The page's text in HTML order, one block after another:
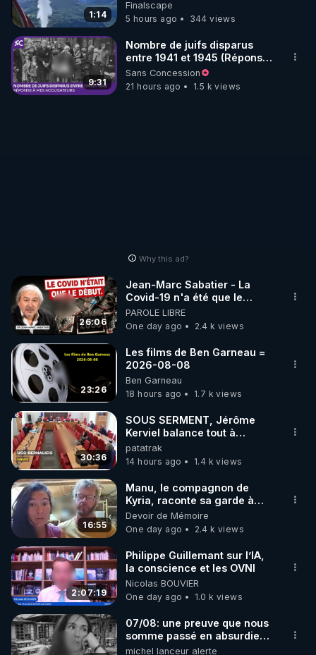
http://rgnr.li/stages
_________
LES CODES PROMO DES PARTENAIRES
▶ 10 % de réduction sur les extracteurs de la
marque SANA :
Rendez-vous sur http://rgnr.li/lechoubrave
code : REGENERE10
▶ 30 jours gratuit sur l’application de méditation et
de bien-être ENVOL :
Rendez-vous sur https://www.envol.app/code
le code : REGENERE
1:14
Finalscape
5 hours ago
344 views
9:31
Nombre de juifs disparus
entre 1941 et 1945 (Réponse
à mes accusateurs)
Sans Concession
21 hours ago
1.5 k views
Why this ad?
26:06
Jean-Marc Sabatier - La
Covid-19 n'a été que le
début - L'ARNm & l'ARNm-aa
jusqu où auront-t-il ?
PAROLE LIBRE
One day ago
2.4 k views
23:26
Les films de Ben Garneau =
2026-08-08
Ben Garneau
18 hours ago
1.7 k views
30:36
SOUS SERMENT, Jérôme
Kerviel balance tout à
l'Assemblée !
patatrak
14 hours ago
1.4 k views
16:55
Manu, le compagnon de
Kyria, raconte sa garde à
vue musclée. PARTAGEZ!
Devoir de Mémoire
One day ago
2.4 k views
2:07:19
Philippe Guillemant sur l’IA,
la conscience et les OVNI
Nicolas BOUVIER
One day ago
1.0 k views
07/08: une preuve que nous
somme passé en absurdie
une dictature qui veut faire
michel lanceur alerte